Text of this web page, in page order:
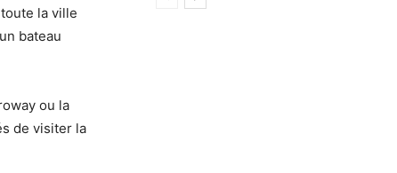
la ville
bateau
ou la
de visiter la